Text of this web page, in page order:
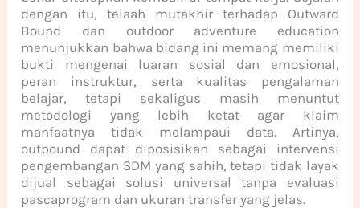
dengan itu, telaah mutakhir terhadap Outward
Bound dan outdoor adventure education
menunjukkan bahwa bidang ini memang memiliki
bukti mengenai luaran sosial dan emosional,
peran instruktur, serta kualitas pengalaman
belajar, tetapi sekaligus masih menuntut
metodologi yang lebih ketat agar klaim
manfaatnya tidak melampaui data. Artinya,
outbound dapat diposisikan sebagai intervensi
pengembangan SDM yang sahih, tetapi tidak layak
dijual sebagai solusi universal tanpa evaluasi
pascaprogram dan ukuran transfer yang jelas.